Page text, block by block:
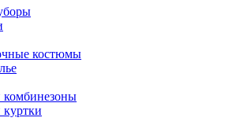
костюмы
комбинезоны